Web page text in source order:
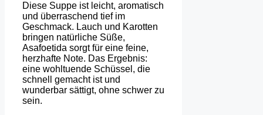
Diese Suppe ist leicht, aromatisch
und überraschend tief im
Geschmack. Lauch und Karotten
bringen natürliche Süße,
Asafoetida sorgt für eine feine,
herzhafte Note. Das Ergebnis:
eine wohltuende Schüssel, die
schnell gemacht ist und
wunderbar sättigt, ohne schwer zu
sein.